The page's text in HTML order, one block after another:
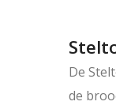
De
de